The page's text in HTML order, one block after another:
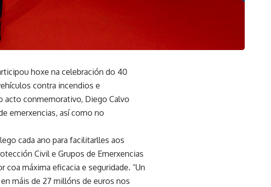
hoxe na celebración do 40
contra incendios e
acto conmemorativo, Diego Calvo
emerxencias, así como no
cada ano para facilitarlles aos
Civil e Grupos de Emerxencias
máxima eficacia e seguridade. “Un
máis de 27 millóns de euros nos